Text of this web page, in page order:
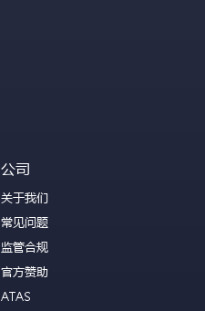
公司
关于我们
常见问题
监管合规
官方赞助
ATAS